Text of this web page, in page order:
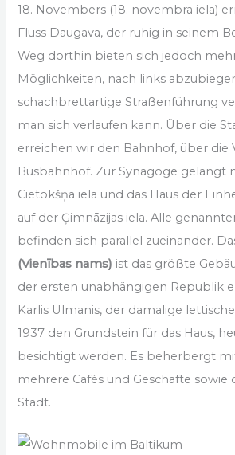
18. Novembers (18. novembra iela)
Fluss Daugava, der ruhig in seinem
Weg dorthin bieten sich jedoch
Möglichkeiten, nach links
schachbrettartige Straßenführung
man sich verlaufen kann. Über die
erreichen wir den Bahnhof, über die
Busbahnhof. Zur Synagoge gelangt
Cietokšņa iela und das Haus der
auf der Ģimnāzijas iela. Alle
befinden sich parallel zueinander.
(Vienības nams) ist das größte
der ersten unabhängigen Republik
Karlis Ulmanis, der damalige
1937 den Grundstein für das Haus,
besichtigt werden. Es beherbergt
mehrere Cafés und Geschäfte sowie
Stadt.